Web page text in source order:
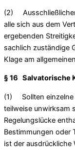
(2) Ausschließlicher
alle sich aus dem
ergebenden
sachlich zuständige
Klage am
§ 16 Salvatorische
(1) Sollten einzelne
teilweise unwirksam
Regelungslücke
Bestimmungen oder
ist der ausdrückliche